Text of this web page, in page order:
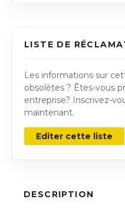
LISTE DE
Les informations sur
obsolètes ? Êtes-vous
entreprise? Inscrivez-
maintenant.
Editer cette liste
DESCRIPTION